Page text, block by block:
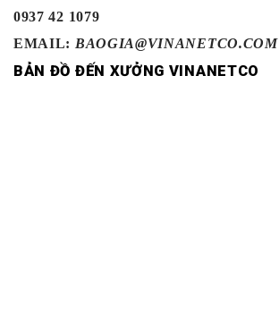
0937 42 1079
EMAIL: BAOGIA@VINANETCO.COM
BẢN ĐỒ ĐẾN XƯỞNG VINANETCO